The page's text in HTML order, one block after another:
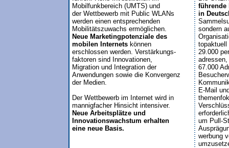
Mobilfunkbereich (UMTS) und
der Wettbewerb mit Public WLANs
werden einen entsprechenden
Mobilitätszuwachs ermöglichen.
Neue Marketingpotenziale des
mobilen Internets können
erschlossen werden. Verstärkungs-
faktoren sind Innovationen,
Migration und Integration der
Anwendungen sowie die Konvergenz
der Medien.
Der Wettbewerb im Internet wird in
Neue Arbeitsplätze und
Innovationswachstum erhalten
eine neue Basis.
führende
in
sondern
29.000
67.000
E-Mail
um Pull-
werbung